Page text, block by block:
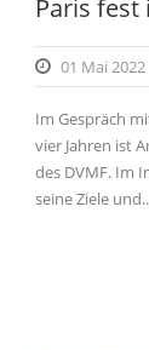
Paris fest
01 Mai 2022
Im Gespräch
vier Jahren ist
des DVMF. Im
seine Ziele